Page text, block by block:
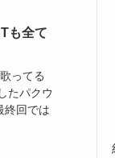
も全て
ってる
たパクウ
終回では